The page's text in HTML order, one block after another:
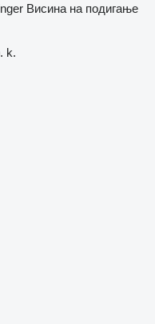
Висина на подигање
k.